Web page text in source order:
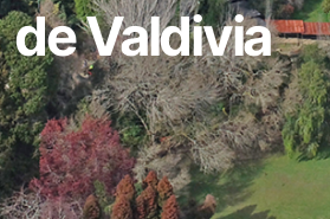
de Valdivia